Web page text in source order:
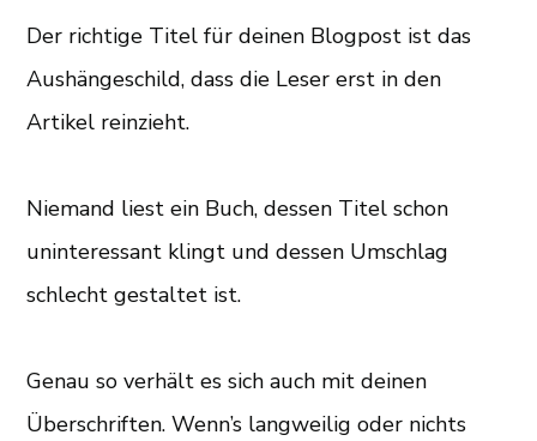
Der richtige Titel für deinen Blogpost ist das
Aushängeschild, dass die Leser erst in den
Artikel reinzieht.
Niemand liest ein Buch, dessen Titel schon
uninteressant klingt und dessen Umschlag
schlecht gestaltet ist.
Genau so verhält es sich auch mit deinen
Überschriften. Wenn’s langweilig oder nichts